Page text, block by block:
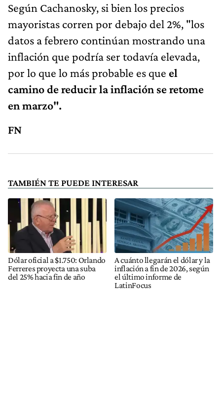
Según Cachanosky, si bien los precios
mayoristas corren por debajo del 2%, "los
datos a febrero continúan mostrando una
inflación que podría ser todavía elevada,
por lo que lo más probable es que el
camino de reducir la inflación se retome
en marzo".
FN
TAMBIÉN TE PUEDE INTERESAR
Dólar oficial a $1.750: Orlando
Ferreres proyecta una suba
del 25% hacia fin de año
A cuánto llegarán el dólar y la
inflación a fin de 2026, según
el último informe de
LatinFocus